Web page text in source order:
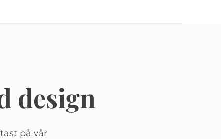
design
på vår